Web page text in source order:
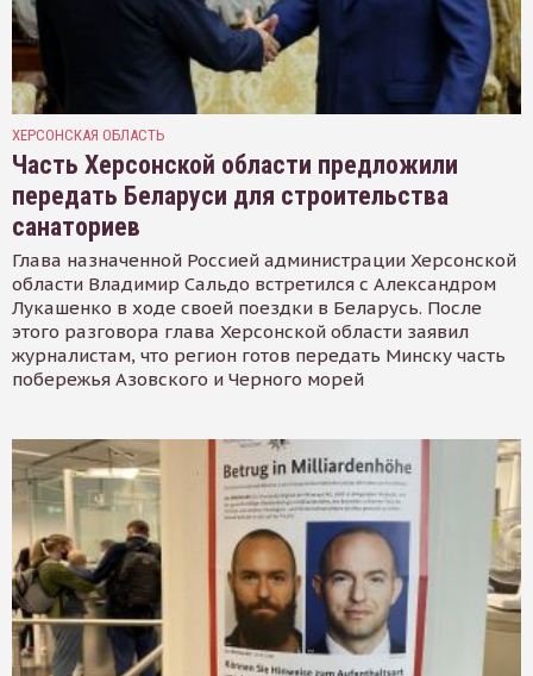
ХЕРСОНСКАЯ ОБЛАСТЬ
Часть Херсонской области предложили
передать Беларуси для строительства
санаториев
Глава назначенной Россией администрации Херсонской
области Владимир Сальдо встретился с Александром
Лукашенко в ходе своей поездки в Беларусь. После
этого разговора глава Херсонской области заявил
журналистам, что регион готов передать Минску часть
побережья Азовского и Черного морей